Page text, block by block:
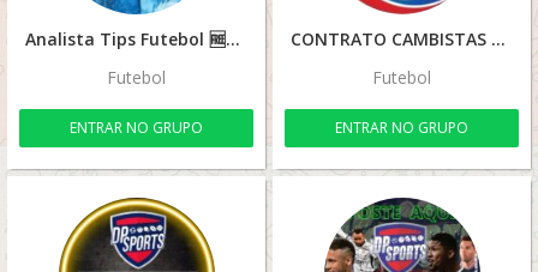
Analista Tips Futebol 🆓🤑⚽️
Futebol
ENTRAR NO GRUPO
CONTRATO CAMBISTAS 🤑🚀
Futebol
ENTRAR NO GRUPO